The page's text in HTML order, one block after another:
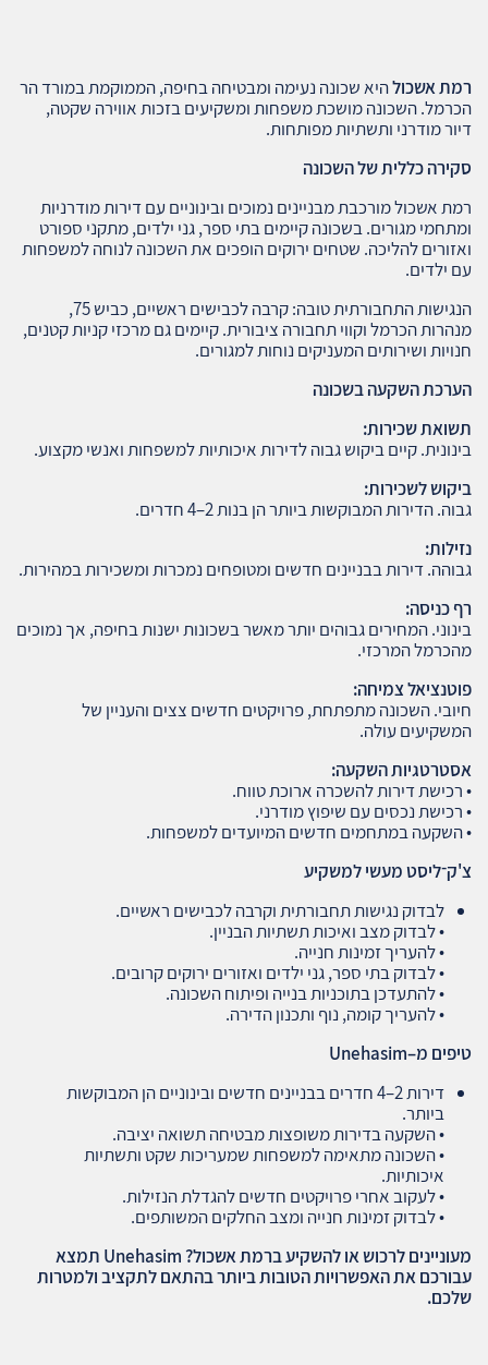
רמת אשכולהיא שכונה נעימה ומבטיחה בחיפה, הממוקמת במורד הר
הכרמל. השכונה מושכת משפחות ומשקיעים בזכות אווירה שקטה,
דיור מודרני ותשתיות מפותחות.
סקירה כללית של השכונה
רמת אשכול מורכבת מבניינים נמוכים ובינוניים עם דירות מודרניות
ומתחמי מגורים. בשכונה קיימים בתי ספר, גני ילדים, מתקני ספורט
ואזורים להליכה. שטחים ירוקים הופכים את השכונה לנוחה למשפחות
עם ילדים.
הנגישות התחבורתית טובה: קרבה לכבישים ראשיים, כביש 75,
מנהרות הכרמל וקווי תחבורה ציבורית. קיימים גם מרכזי קניות קטנים,
חנויות ושירותים המעניקים נוחות למגורים.
הערכת השקעה בשכונה
תשואת שכירות:
בינונית. קיים ביקוש גבוה לדירות איכותיות למשפחות ואנשי מקצוע.
ביקוש לשכירות:
גבוה. הדירות המבוקשות ביותר הן בנות 2–4 חדרים.
נזילות:
גבוהה. דירות בבניינים חדשים ומטופחים נמכרות ומשכירות במהירות.
רף כניסה:
בינוני. המחירים גבוהים יותר מאשר בשכונות ישנות בחיפה, אך נמוכים
מהכרמל המרכזי.
פוטנציאל צמיחה:
חיובי. השכונה מתפתחת, פרויקטים חדשים צצים והעניין של
המשקיעים עולה.
אסטרטגיות השקעה:
• רכישת דירות להשכרה ארוכת טווח.
• רכישת נכסים עם שיפוץ מודרני.
• השקעה במתחמים חדשים המיועדים למשפחות.
צ'ק־ליסט מעשי למשקיע
לבדוק נגישות תחבורתית וקרבה לכבישים ראשיים.
• לבדוק מצב ואיכות תשתיות הבניין.
• להעריך זמינות חנייה.
• לבדוק בתי ספר, גני ילדים ואזורים ירוקים קרובים.
• להתעדכן בתוכניות בנייה ופיתוח השכונה.
• להעריך קומה, נוף ותכנון הדירה.
טיפים מ–Unehasim
דירות 2–4 חדרים בבניינים חדשים ובינוניים הן המבוקשות
ביותר.
• השקעה בדירות משופצות מבטיחה תשואה יציבה.
• השכונה מתאימה למשפחות שמעריכות שקט ותשתיות
איכותיות.
• לעקוב אחרי פרויקטים חדשים להגדלת הנזילות.
• לבדוק זמינות חנייה ומצב החלקים המשותפים.
מעוניינים לרכוש או להשקיע ברמת אשכול? Unehasim תמצא
עבורכם את האפשרויות הטובות ביותר בהתאם לתקציב ולמטרות
שלכם.